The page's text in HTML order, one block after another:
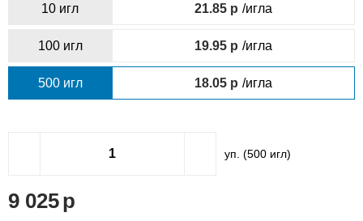
10 игл 21.85 /игла
100 игл 19.95 /игла
500 игл 18.05 /игла
уп. (500игл)
9 025